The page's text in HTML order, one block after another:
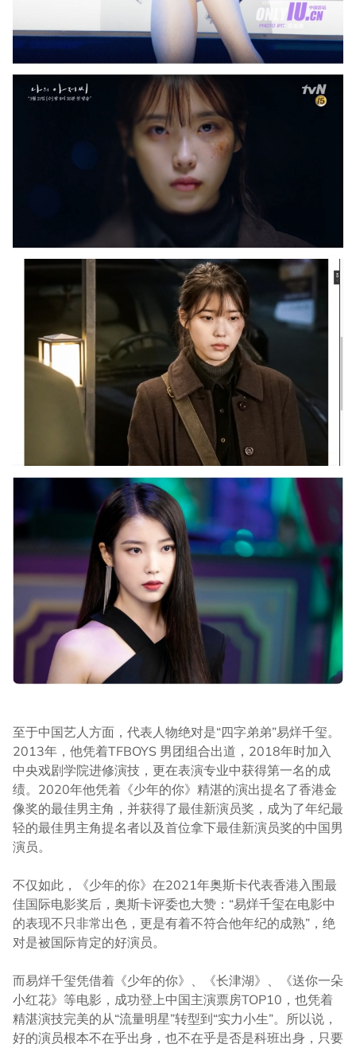
至于中国艺人方面，代表人物绝对是“四字弟弟”易烊千玺。
2013年，他凭着TFBOYS 男团组合出道，2018年时加入
中央戏剧学院进修演技，更在表演专业中获得第一名的成
绩。2020年他凭着《少年的你》精湛的演出提名了香港金
像奖的最佳男主角，并获得了最佳新演员奖，成为了年纪最
轻的最佳男主角提名者以及首位拿下最佳新演员奖的中国男
演员。
不仅如此，《少年的你》在2021年奥斯卡代表香港入围最
佳国际电影奖后，奥斯卡评委也大赞：“易烊千玺在电影中
的表现不只非常出色，更是有着不符合他年纪的成熟”，绝
对是被国际肯定的好演员。
而易烊千玺凭借着《少年的你》、《长津湖》、《送你一朵
小红花》等电影，成功登上中国主演票房TOP10，也凭着
精湛演技完美的从“流量明星”转型到“实力小生”。所以说，
好的演员根本不在乎出身，也不在乎是否是科班出身，只要